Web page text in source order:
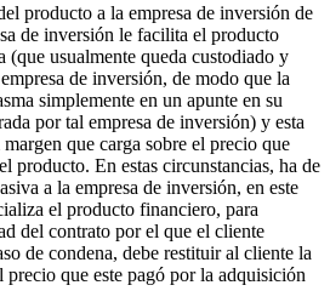
producto a la empresa de inversión de
de inversión le facilita el producto
usualmente queda custodiado y
de inversión, de modo que la
simplemente en un apunte en su
por tal empresa de inversión) y esta
que carga sobre el precio que
producto. En estas circunstancias, ha de
a la empresa de inversión, en este
el producto financiero, para
del contrato por el que el cliente
de condena, debe restituir al cliente la
precio que este pagó por la adquisición